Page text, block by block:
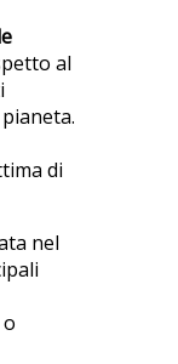
al
di
nel